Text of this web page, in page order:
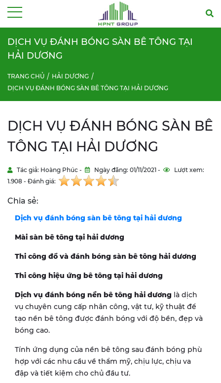
DỊCH VỤ ĐÁNH BÓNG SÀN BÊ TÔNG TẠI
HẢI DƯƠNG
TRANG CHỦ
HẢI DƯƠNG
DỊCH VỤ ĐÁNH BÓNG SÀN BÊ TÔNG TẠI HẢI DƯƠNG
DỊCH VỤ ĐÁNH BÓNG SÀN BÊ
TÔNG TẠI HẢI DƯƠNG
Tác giả: Hoàng Phúc - Ngày đăng: 01/11/2021 -
Lượt xem:
1.908 - Đánh giá:
Chia sẻ:
Dịch vụ đánh bóng sàn bê tông tại hải dương
Mài sàn bê tông tại hải dương
Thi công đổ và đánh bóng sàn bê tông hải dương
Thi công hiệu ứng bê tông tại hải dương
Dịch vụ đánh bóng nền bê tông hải dương là dịch
vụ chuyên cung cấp nhân công, vật tư, kỹ thuật để
tạo nền bê tông được đánh bóng với độ bền, đẹp và
bóng cao.
Tính ứng dụng của nền bê tông sau đánh bóng phù
hợp với các nhu cầu về thẩm mỹ, chịu lực, chịu va
đập và tiết kiệm cho chủ đầu tư.